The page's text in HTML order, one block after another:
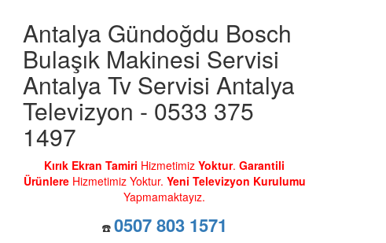
Antalya Gündoğdu Bosch
Bulaşık Makinesi Servisi
Antalya Tv Servisi Antalya
Televizyon - 0533 375
1497
Kırık Ekran Tamiri Hizmetimiz Yoktur. Garantili
Ürünlere Hizmetimiz Yoktur. Yeni Televizyon Kurulumu
Yapmamaktayız.
☎️ 0507 803 1571